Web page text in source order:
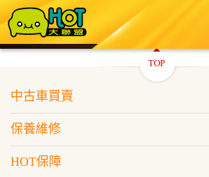
賣 車
行銷活動 據點查詢
TOP
中古車買賣
保養維修
HOT保障